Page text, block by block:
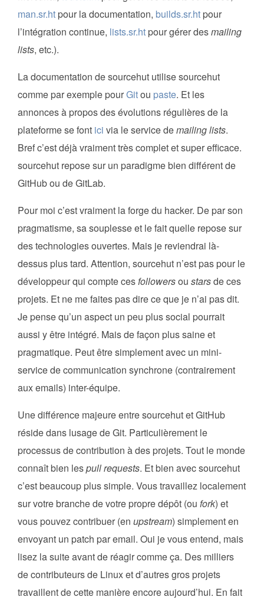
man.sr.ht pour la documentation, builds.sr.ht pour
l’intégration continue, lists.sr.ht pour gérer desmailing
lists, etc.).
La documentation de sourcehut utilise sourcehut
comme par exemple pourGitou paste. Et les
annonces à propos des évolutions régulières de la
plateforme se font ici via le service demailing lists.
Bref c’est déjà vraiment très complet et super efficace.
sourcehut repose sur un paradigme bien différent de
GitHub ou de GitLab.
Pour moi c’est vraiment la forge du hacker. De par son
pragmatisme, sa souplesse et le fait quelle repose sur
des technologies ouvertes. Mais je reviendrai là-
dessus plus tard. Attention, sourcehut n’est pas pour le
développeur qui compte cesfollowersou starsde ces
projets. Et ne me faites pas dire ce que je n’ai pas dit.
Je pense qu’un aspect un peu plus social pourrait
aussi y être intégré. Mais de façon plus saine et
pragmatique. Peut être simplement avec un mini-
service de communication synchrone (contrairement
aux emails) inter-équipe.
Une différence majeure entre sourcehut et GitHub
réside dans lusage de Git. Particulièrement le
processus de contribution à des projets. Tout le monde
connaît bien lespull requests. Et bien avec sourcehut
c’est beaucoup plus simple. Vous travaillez localement
sur votre branche de votre propre dépôt (ou fork) et
vous pouvez contribuer (en upstream) simplement en
envoyant un patch par email. Oui je vous entend, mais
lisez la suite avant de réagir comme ça. Des milliers
de contributeurs de Linux et d’autres gros projets
travaillent de cette manière encore aujourd’hui. En fait